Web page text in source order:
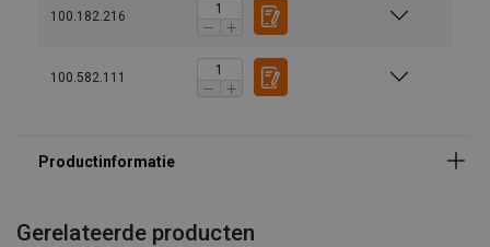
100.182.216
100.582.111
Gerelateerde producten